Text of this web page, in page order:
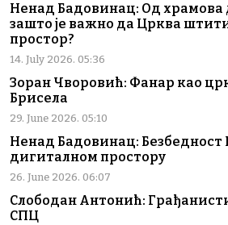
Ненад Бадовинац: Од храмова
зашто је важно да Црква
простор?
14. July 2026. 05:36
Зоран Чворовић: Фанар као
Брисела
29. June 2026. 05:10
Ненад Бадовинац: Безбедност
дигиталном простору
26. June 2026. 06:07
Слободан Антонић:
СПЦ